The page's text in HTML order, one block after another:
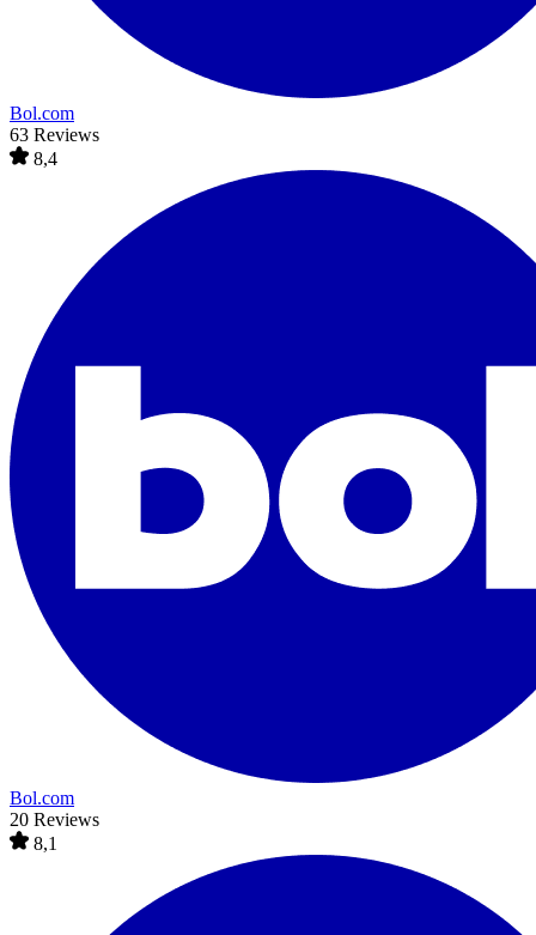
Bol.com
63 Reviews
8,4
Bol.com
20 Reviews
8,1